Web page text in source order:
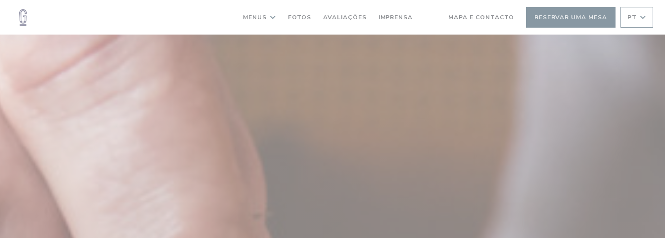
MENUS FOTOS AVALIAÇÕES IMPRENSA MAPA E CONTACTO RESERVAR UMA MESA PT